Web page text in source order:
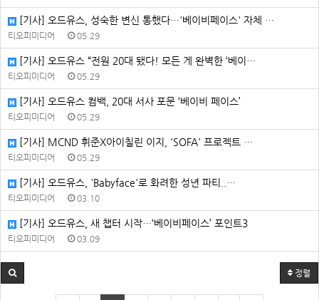
[기사] 오드유스, 성숙한 변신 통했다…'베이비페이스' 자체 …
티오피미디어 05.29
[기사] 오드유스 “전원 20대 됐다! 모든 게 완벽한 ‘베이…
티오피미디어 05.29
[기사] 오드유스 컴백, 20대 서사 포문 ‘베이비 페이스’
티오피미디어 05.29
[기사] MCND 휘준X아이칠린 이지, 'SOFA' 프로젝트 …
티오피미디어 05.29
[기사] 오드유스, 'Babyface'로 화려한 성년 파티..…
티오피미디어 03.10
[기사] 오드유스, 새 챕터 시작…‘베이비페이스’ 포인트3
티오피미디어 03.09
정렬